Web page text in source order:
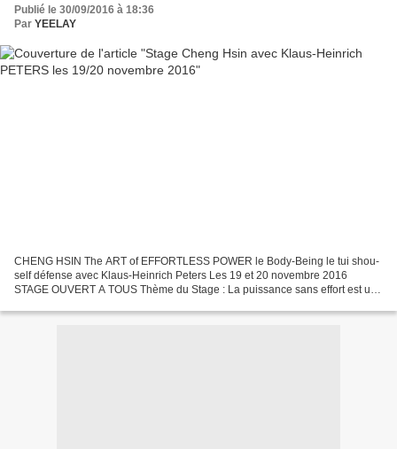
Publié le 30/09/2016 à 18:36
Par YEELAY
CHENG HSIN The ART of EFFORTLESS POWER le Body-Being le tui shou-
self défense avec Klaus-Heinrich Peters Les 19 et 20 novembre 2016
STAGE OUVERT A TOUS Thème du Stage : La puissance sans effort est un